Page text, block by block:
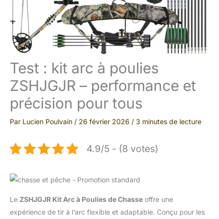
Test : kit arc à poulies
ZSHJGJR – performance et
précision pour tous
Par Lucien Poulvain / 26 février 2026 / 3 minutes de lecture
4.9/5 - (8 votes)
Le ZSHJGJR Kit Arc à Poulies de Chasse offre une
expérience de tir à l’arc flexible et adaptable. Conçu pour les